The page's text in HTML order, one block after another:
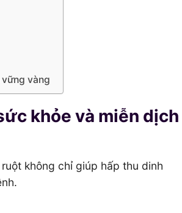
vàng
khỏe và miễn dịch
không chỉ giúp hấp thu dinh